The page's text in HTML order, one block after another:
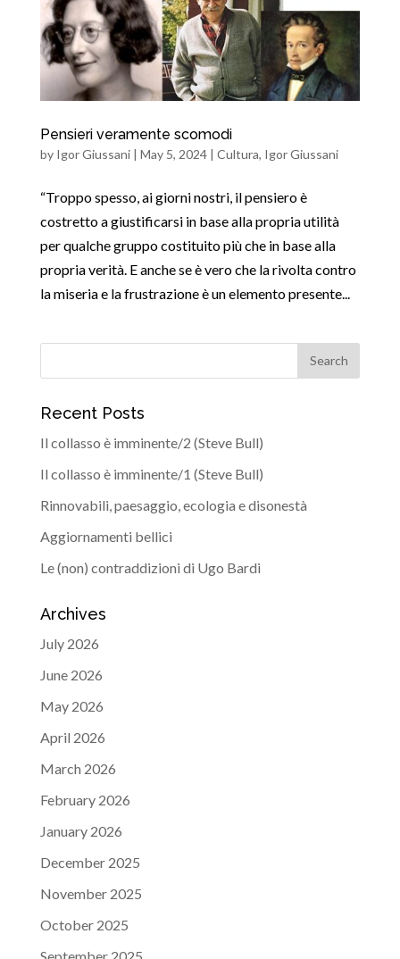
Pensieri veramente scomodi
by Igor Giussani| May 5, 2024| Cultura, Igor Giussani
“Troppo spesso, ai giorni nostri, il pensiero è
costretto a giustificarsi in base alla propria utilità
per qualche gruppo costituito più che in base alla
propria verità. E anche se è vero che la rivolta contro
la miseria e la frustrazione è un elemento presente...
Recent Posts
Il collasso è imminente/2 (Steve Bull)
Il collasso è imminente/1 (Steve Bull)
Rinnovabili, paesaggio, ecologia e disonestà
Aggiornamenti bellici
Le (non) contraddizioni di Ugo Bardi
Archives
July 2026
June 2026
May 2026
April 2026
March 2026
February 2026
January 2026
December 2025
November 2025
October 2025